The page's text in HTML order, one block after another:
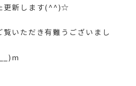
更新します(^^)☆
覧いただき有難うございまし